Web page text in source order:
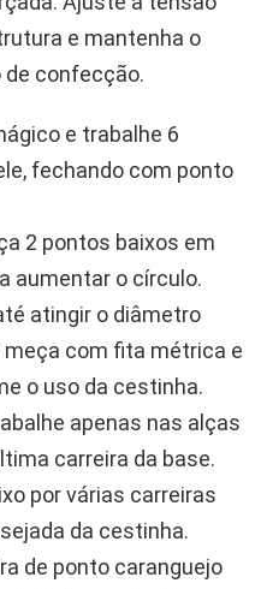
e mantenha o
confecção.
e trabalhe 6
fechando com ponto
2 pontos baixos em
aumentar o círculo.
atingir o diâmetro
meça com fita métrica e
o uso da cestinha.
apenas nas alças
carreira da base.
por várias carreiras
da cestinha.
de ponto caranguejo